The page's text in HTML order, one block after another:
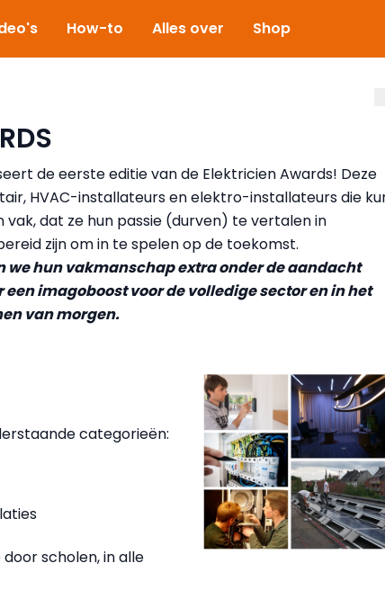
How-to Alles over Shop
de eerste editie van de Elektricien Awards! Deze
HVAC-installateurs en elektro-installateurs die
vak, dat ze hun passie (durven) te vertalen in
zijn om in te spelen op de toekomst.
we hun vakmanschap extra onder de aandacht
imagoboost voor de volledige sector en in het
van morgen.
categorieën:
scholen, in alle